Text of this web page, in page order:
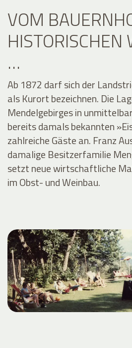
VOM
HISTORISCHEN
…
Ab 1872 darf sich der
als Kurort bezeichnen. Die
Mendelgebirges in
bereits damals bekannten
zahlreiche Gäste an. Franz
damalige Besitzerfamilie
setzt neue wirtschaftliche
im Obst- und Weinbau.